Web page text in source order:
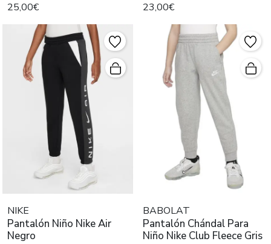
25,00€ 23,00€
NIKE
Pantalón Niño Nike Air
Negro
BABOLAT
Pantalón Chándal Para
Niño Nike Club Fleece Gris